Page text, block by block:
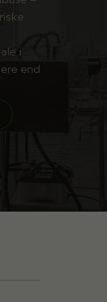
i
end